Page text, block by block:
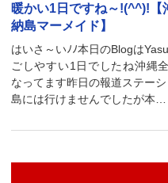
暖かい1日ですね～!(^^)!
納島マーメイド】
はいさ～いﾉﾉ本日のBlogは
ごしやすい1日でしたね沖縄
なってます昨日の報道ステー
島には行けませんでしたが本…